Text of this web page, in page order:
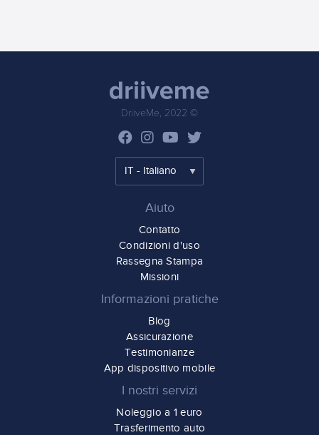
DriiveMe, 2022 ©
Aiuto
Contatto
Condizioni d'uso
Rassegna Stampa
Missioni
Informazioni pratiche
Blog
Assicurazione
Testimonianze
App dispositivo mobile
I nostri servizi
Noleggio a 1 euro
Trasferimento auto